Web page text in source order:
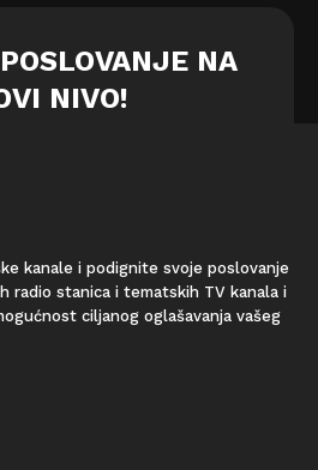
NA
NIVO!
kanale i podignite svoje poslovanje
radio stanica i tematskih TV kanala i
ciljanog oglašavanja vašeg